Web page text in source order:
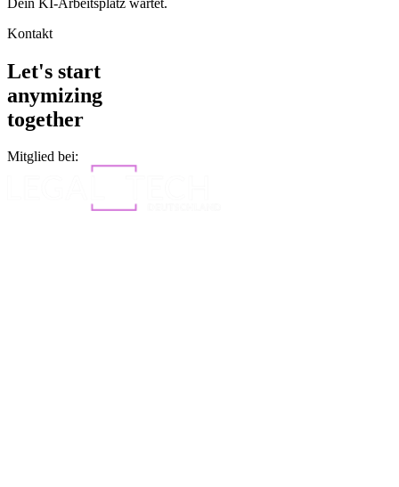
Kontakt
Let's start
anymizing
together
Mitglied bei: